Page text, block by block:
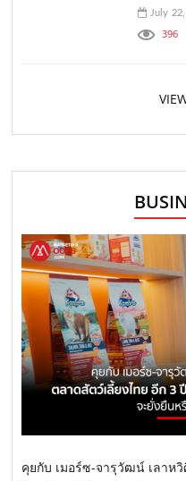
July
396
คุยกับ เมอร์ซ-จารุวัฒน์ เลาห